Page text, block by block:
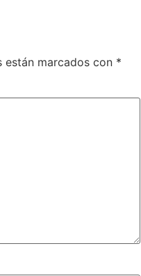
marcados con *